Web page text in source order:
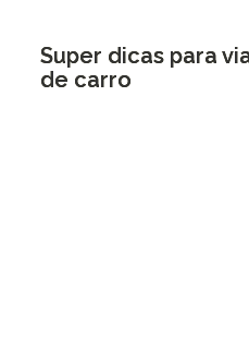
Super dicas para
de carro